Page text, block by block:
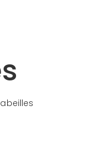
abeilles